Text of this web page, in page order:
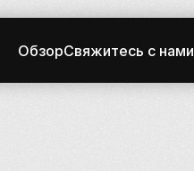
ОбзорСвяжитесь с нами